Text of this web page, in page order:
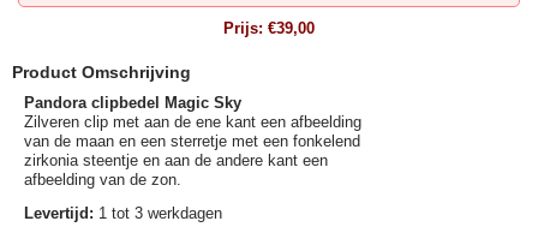
Prijs: €39,00
Product Omschrijving
Pandora clipbedel Magic Sky
Zilveren clip met aan de ene kant een afbeelding
van de maan en een sterretje met een fonkelend
zirkonia steentje en aan de andere kant een
afbeelding van de zon.
Levertijd: 1 tot 3 werkdagen